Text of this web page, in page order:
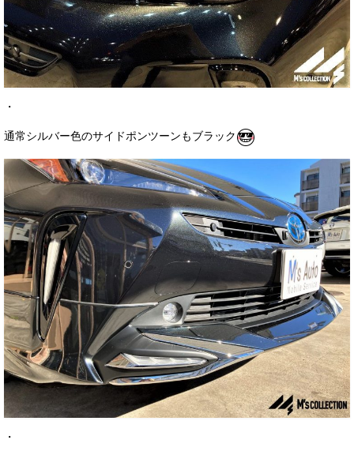
・
通常シルバー色のサイドポンツーンもブラック
・